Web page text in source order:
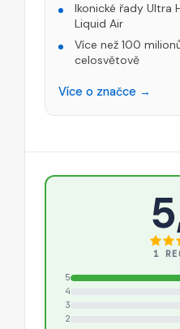
Ikonické řady Ultra
Liquid Air
Více než 100
celosvětově
Více o značce →
1
5
4
3
2